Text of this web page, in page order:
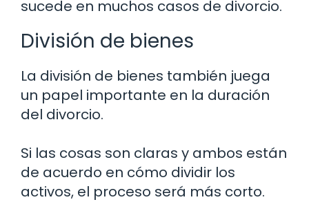
sucede en muchos casos de divorcio.
División de bienes
La división de bienes también juega
un papel importante en la duración
del divorcio.
Si las cosas son claras y ambos están
de acuerdo en cómo dividir los
activos, el proceso será más corto.